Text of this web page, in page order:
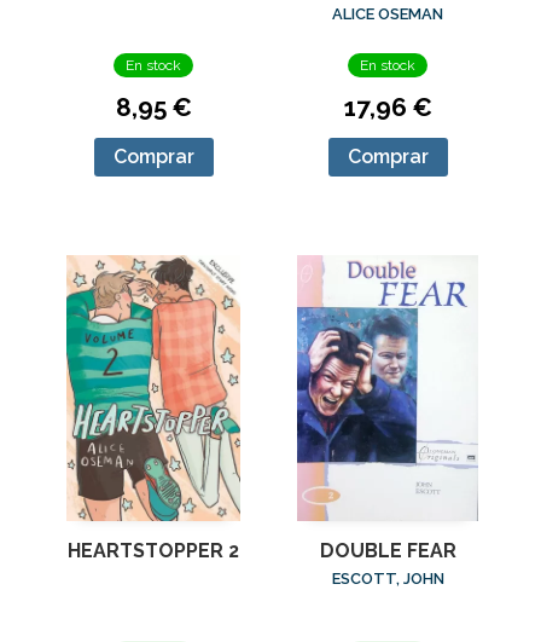
En stock
8,95 €
Comprar
ALICE OSEMAN
En stock
17,96 €
Comprar
HEARTSTOPPER 2 DOUBLE FEAR
ESCOTT, JOHN